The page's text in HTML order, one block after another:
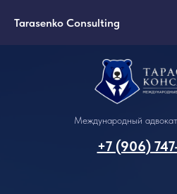
Tarasenko Consulting
Международный
+7 (906)